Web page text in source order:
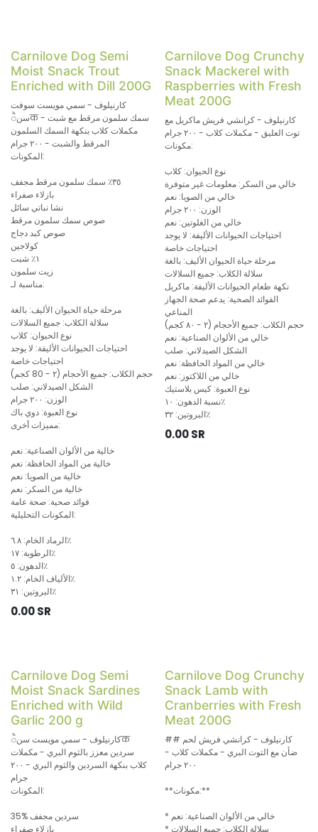
Carnilove Dog Semi
Moist Snack Trout
Enriched with Dill 200G
كارنيلوف - سمي مويست سوفت
سنैक سمك سلمون مرقط مع شبت -
مكملات كلاب بنكهة السمك السلمون
المرقط والشبت - ٢٠٠ جرام
المكونات:
٣٥٪ سمك سلمون مرقط مجفف
بازلاء صفراء
نشا نباتي سائل
صوص سمك سلمون مرقط
صوص كبد دجاج
كولاجين
١٪ شبت
زيت سلمون
مناسبة لـ:
مرحلة حياة الحيوان الأليف: بالغة
سلالة الكلاب: جميع السلالات
نوع الحيوان: كلاب
احتياجات الحيوانات الأليفة: لا يوجد
احتياجات خاصة
حجم الكلاب: جميع الأحجام (٢ - 80 كجم)
الشكل الصيدلاني: صلب
الوزن: ٢٠٠ جرام
نوع العبوة: دوي باك
مميزات أخرى:
خالية من الألوان الصناعية: نعم
خالية من المواد الحافظة: نعم
خالية من الصويا: نعم
خالية من السكر: نعم
فوائد صحية: صحة عامة
المكونات التحليلية:
الرماد الخام: ٦.٨٪
الرطوبة: ١٧٪
الدهون: ٥٪
الألياف الخام: ١.٢٪
البروتين: ٣١٪
0.00SR
Carnilove Dog Crunchy
Snack Mackerel with
Raspberries with Fresh
Meat 200G
كارنيلوف - كرانشي فريش ماكريل مع
توت العليق - مكملات كلاب - ٢٠٠ جرام
مكونات:
نوع الحيوان: كلاب
خالي من السكر: معلومات غير متوفرة
خالي من الصويا: نعم
الوزن: ٢٠٠ جرام
خالي من الغلوتين: نعم
احتياجات الحيوانات الأليفة: لا يوجد
احتياجات خاصة
مرحلة حياة الحيوان الأليف: بالغة
سلالة الكلاب: جميع السلالات
نكهة طعام الحيوانات الأليفة: ماكريل
الفوائد الصحية: يدعم صحة الجهاز
المناعي
حجم الكلاب: جميع الأحجام (٢ - ٨٠ كجم)
خالي من الألوان الصناعية: نعم
الشكل الصيدلاني: صلب
خالي من المواد الحافظة: نعم
خالي من اللاكتوز: نعم
نوع العبوة: كيس بلاستيك
نسبة الدهون: ١٠٪
البروتين: ٣٢٪
0.00SR
Carnilove Dog Semi
Moist Snack Sardines
Enriched with Wild
Garlic 200 g
كارنيلوف - سمي مويست سنैक
سردين معزز بالثوم البري - مكملات
كلاب بنكهة السردين والثوم البري - ٢٠٠
جرام
المكونات:
35% سردين مجفف
بازلاء صفراء
Carnilove Dog Crunchy
Snack Lamb with
Cranberries with Fresh
Meat 200G
## كارنيلوف - كرانشي فريش لحم
ضأن مع التوت البري - مكملات كلاب -
٢٠٠ جرام
**مكونات:**
* خالي من الألوان الصناعية: نعم
* سلالة الكلاب: جميع السلالات